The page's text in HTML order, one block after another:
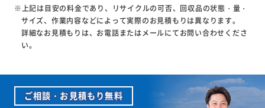
※上記は目安の料金であり、リサイクルの可否、回収品の状態・量・
サイズ、作業内容などによって実際のお見積もりは異なります。
詳細なお見積もりは、お電話またはメールにてお問い合わせくださ
い。
ご相談・お見積もり無料